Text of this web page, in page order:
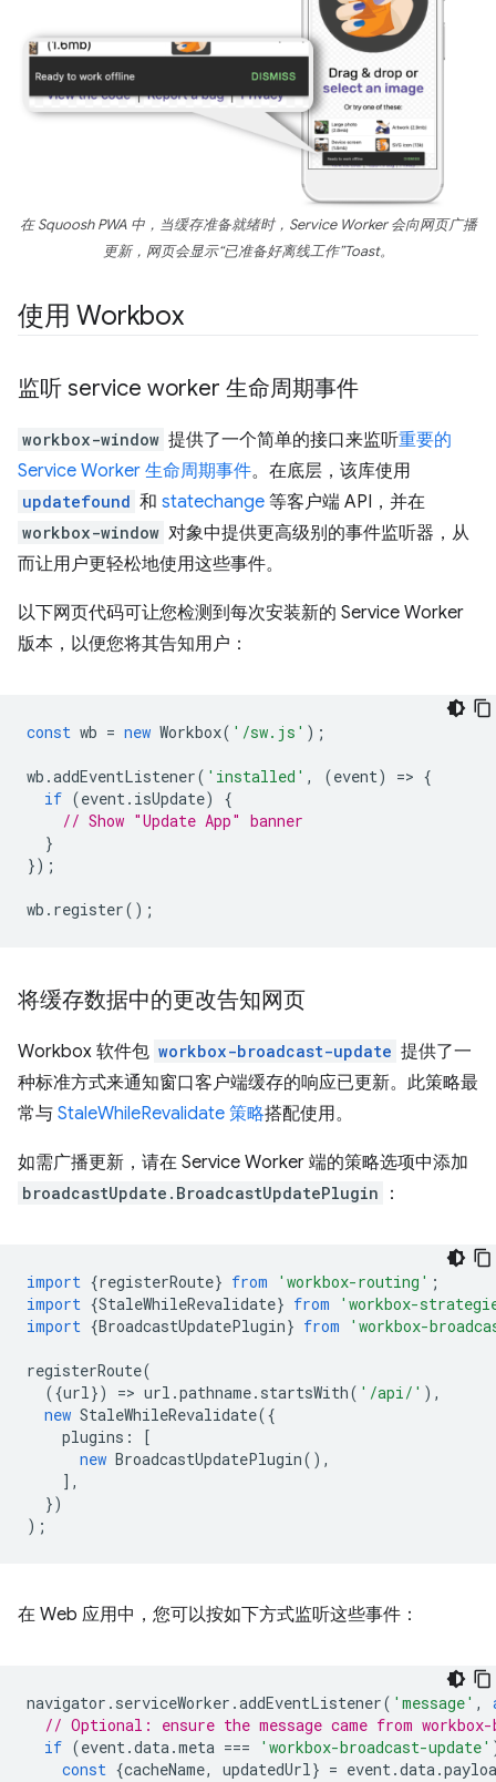
在 Squoosh PWA 中，当缓存准备就绪时，Service Worker 会向网页广播
更新，网页会显示“已准备好离线工作”Toast。
使用 Workbox
监听 service worker 生命周期事件
workbox-window 提供了一个简单的接口来监听重要的
Service Worker 生命周期事件。在底层，该库使用
updatefound 和 statechange 等客户端 API，并在
workbox-window 对象中提供更高级别的事件监听器，从
而让用户更轻松地使用这些事件。
以下网页代码可让您检测到每次安装新的 Service Worker
版本，以便您将其告知用户：
const wb = new Workbox( '/sw.js' );
wb .addEventListener( 'installed' , (event) => {
if (event. isUpdate)
{
// Show "Update App" banner
}
});
wb . register();
将缓存数据中的更改告知网页
Workbox 软件包 workbox-broadcast-update 提供了一
种标准方式来通知窗口客户端缓存的响应已更新。此策略最
常与 StaleWhileRevalidate 策略搭配使用。
如需广播更新，请在 Service Worker 端的策略选项中添加
broadcastUpdate.BroadcastUpdatePlugin ：
import {registerRoute} from 'workbox-routing' ;
import {StaleWhileRevalidate} from
'workbox-
import {BroadcastUpdatePlugin} from 'workbox-
registerRoute(
({url}) => url .pathname. startsWith( '/api/' ),
new StaleWhileRevalidate({
plugins :
[
new BroadcastUpdatePlugin(),
],
})
);
在 Web 应用中，您可以按如下方式监听这些事件：
navigator . serviceWorker .addEventListener( 'message' ,
// Optional: ensure the message came from workbox-
if (event.data.meta === 'workbox-broadcast-update'
const {cacheName, updatedUrl} = event.data.